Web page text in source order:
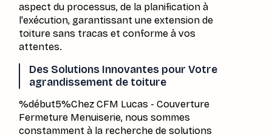
aspect du processus, de la planification à
l'exécution, garantissant une extension de
toiture sans tracas et conforme à vos
attentes.
Des Solutions Innovantes pour Votre
agrandissement de toiture
%début5%Chez CFM Lucas - Couverture
Fermeture Menuiserie, nous sommes
constamment à la recherche de solutions